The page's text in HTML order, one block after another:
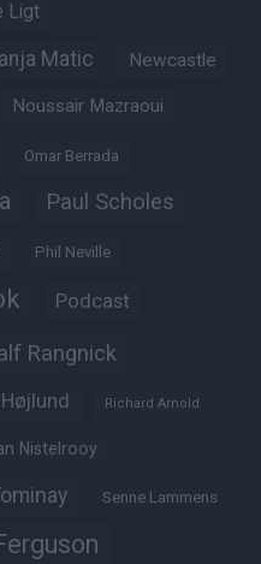
Ligt
Matic Newcastle
Noussair Mazraoui
Omar Berrada
Paul Scholes
Phil Neville
Podcast
Rangnick
Richard Arnold
Nistelrooy
Senne Lammens